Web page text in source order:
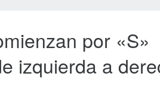
por «S»
izquierda a